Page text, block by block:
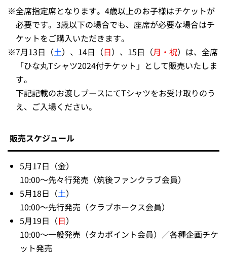
※全席指定席となります。4歳以上のお子様はチケットが
必要です。3歳以下の場合でも、座席が必要な場合はチ
ケットをご購入いただきます。
※7月13日（土）、14日（日）、15日（月・祝）は、全席
「ひな丸Tシャツ2024付チケット」として販売いたしま
す。
下記記載のお渡しブースにてTシャツをお受け取りのう
え、ご入場ください。
販売スケジュール
5月17日（金）
10:00～先々行発売（筑後ファンクラブ会員）
5月18日（土）
10:00～先行発売（クラブホークス会員）
5月19日（日）
10:00～一般発売（タカポイント会員）／各種企画チケ
ット発売